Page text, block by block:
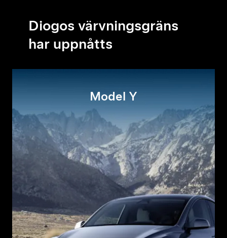
Diogos värvningsgräns
har uppnåtts
Model Y